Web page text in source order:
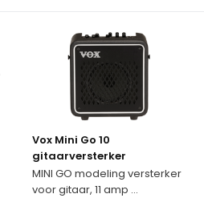
Vox Mini Go 10
gitaarversterker
MINI GO modeling versterker
voor gitaar, 11 amp ...